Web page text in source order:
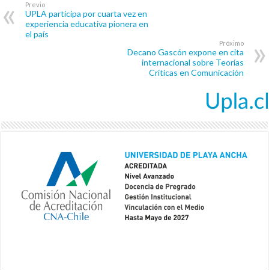
Previo
UPLA participa por cuarta vez en
experiencia educativa pionera en
el país
Próximo
Decano Gascón expone en cita
internacional sobre Teorías
Críticas en Comunicación